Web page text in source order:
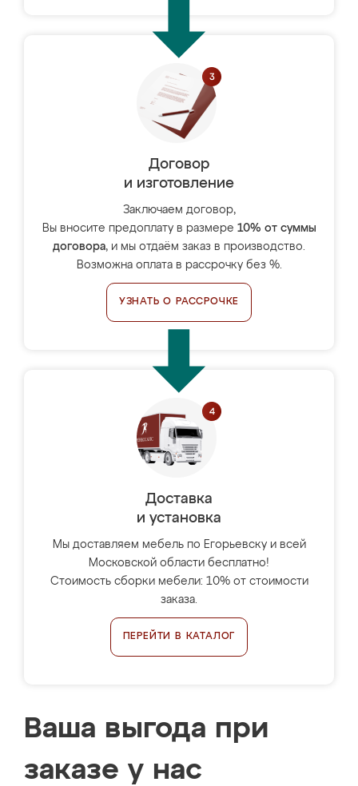
Договор
и изготовление
Заключаем договор,
Вы вносите предоплату в размере 10% от суммы
договора, и мы отдаём заказ в производство.
Возможна оплата в рассрочку без %.
УЗНАТЬ О РАССРОЧКЕ
Доставка
и установка
Мы доставляем мебель по Егорьевску и всей
Московской области бесплатно!
Стоимость сборки мебели: 10% от стоимости
заказа.
ПЕРЕЙТИ В КАТАЛОГ
Ваша выгода при
заказе у нас